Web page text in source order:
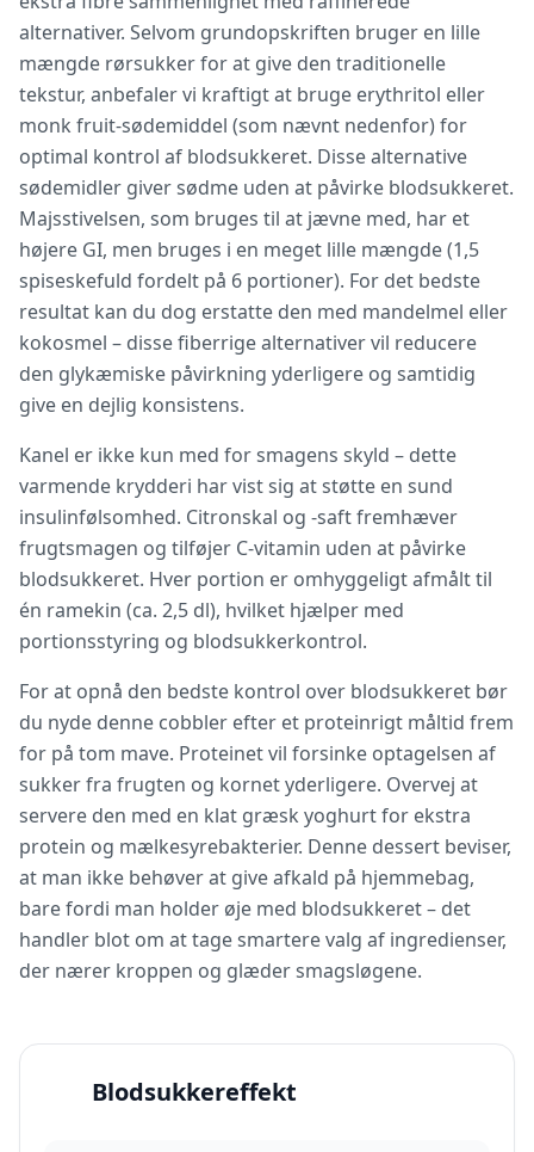
alternativer. Selvom grundopskriften bruger en lille
mængde rørsukker for at give den traditionelle
tekstur, anbefaler vi kraftigt at bruge erythritol eller
monk fruit-sødemiddel (som nævnt nedenfor) for
optimal kontrol af blodsukkeret. Disse alternative
sødemidler giver sødme uden at påvirke blodsukkeret.
Majsstivelsen, som bruges til at jævne med, har et
højere GI, men bruges i en meget lille mængde (1,5
spiseskefuld fordelt på 6 portioner). For det bedste
resultat kan du dog erstatte den med mandelmel eller
kokosmel – disse fiberrige alternativer vil reducere
den glykæmiske påvirkning yderligere og samtidig
give en dejlig konsistens.
Kanel er ikke kun med for smagens skyld – dette
varmende krydderi har vist sig at støtte en sund
insulinfølsomhed. Citronskal og -saft fremhæver
frugtsmagen og tilføjer C-vitamin uden at påvirke
blodsukkeret. Hver portion er omhyggeligt afmålt til
én ramekin (ca. 2,5 dl), hvilket hjælper med
portionsstyring og blodsukkerkontrol.
For at opnå den bedste kontrol over blodsukkeret bør
du nyde denne cobbler efter et proteinrigt måltid frem
for på tom mave. Proteinet vil forsinke optagelsen af
sukker fra frugten og kornet yderligere. Overvej at
servere den med en klat græsk yoghurt for ekstra
protein og mælkesyrebakterier. Denne dessert beviser,
at man ikke behøver at give afkald på hjemmebag,
bare fordi man holder øje med blodsukkeret – det
handler blot om at tage smartere valg af ingredienser,
der nærer kroppen og glæder smagsløgene.
Blodsukkereffekt